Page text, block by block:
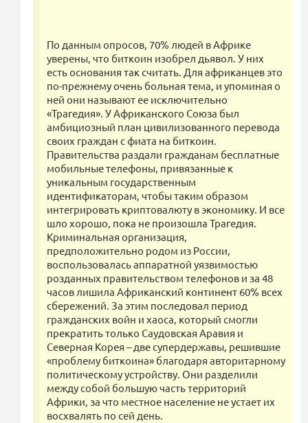
По данным опросов, 70% людей в Африке
уверены, что биткоин изобрел дьявол. У них
есть основания так считать. Для африканцев это
по-прежнему очень больная тема, и упоминая о
ней они называют ее исключительно
«Трагедия». У Африканского Союза был
амбициозный план цивилизованного перевода
своих граждан с фиата на биткоин.
Правительства раздали гражданам бесплатные
мобильные телефоны, привязанные к
уникальным государственным
идентификаторам, чтобы таким образом
интегрировать криптовалюту в экономику. И все
шло хорошо, пока не произошла Трагедия.
Криминальная организация,
предположительно родом из России,
воспользовалась аппаратной уязвимостью
розданных правительством телефонов и за 48
часов лишила Африканский континент 60% всех
сбережений. За этим последовал период
гражданских войн и хаоса, который смогли
прекратить только Саудовская Аравия и
Северная Корея – две супердержавы, решившие
«проблему биткоина» благодаря авторитарному
политическому устройству. Они разделили
между собой большую часть территорий
Африки, за что местное население не устает их
восхвалять по сей день.